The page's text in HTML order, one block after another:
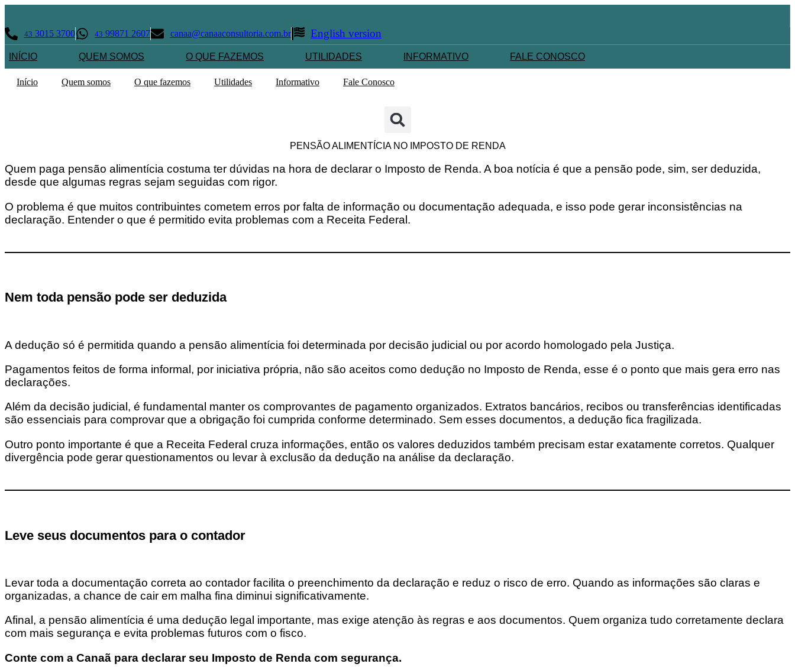
o
conteúdo
43 3015 3700 43 99871 2607 canaa@canaaconsultoria.com.br English version
INÍCIO QUEM SOMOS O QUE FAZEMOS UTILIDADES INFORMATIVO FALE CONOSCO
Início Quem somos O que fazemos Utilidades Informativo Fale Conosco
PENSÃO ALIMENTÍCIA NO IMPOSTO DE RENDA
Quem paga pensão alimentícia costuma ter dúvidas na hora de declarar o Imposto de Renda. A boa notícia é que a pensão pode, sim, ser deduzida,
desde que algumas regras sejam seguidas com rigor.
O problema é que muitos contribuintes cometem erros por falta de informação ou documentação adequada, e isso pode gerar inconsistências na
declaração. Entender o que é permitido evita problemas com a Receita Federal.
Nem toda pensão pode ser deduzida
A dedução só é permitida quando a pensão alimentícia foi determinada por decisão judicial ou por acordo homologado pela Justiça.
Pagamentos feitos de forma informal, por iniciativa própria, não são aceitos como dedução no Imposto de Renda, esse é o ponto que mais gera erro nas
declarações.
Além da decisão judicial, é fundamental manter os comprovantes de pagamento organizados. Extratos bancários, recibos ou transferências identificadas
são essenciais para comprovar que a obrigação foi cumprida conforme determinado. Sem esses documentos, a dedução fica fragilizada.
Outro ponto importante é que a Receita Federal cruza informações, então os valores deduzidos também precisam estar exatamente corretos. Qualquer
divergência pode gerar questionamentos ou levar à exclusão da dedução na análise da declaração.
Leve seus documentos para o contador
Levar toda a documentação correta ao contador facilita o preenchimento da declaração e reduz o risco de erro. Quando as informações são claras e
organizadas, a chance de cair em malha fina diminui significativamente.
Afinal, a pensão alimentícia é uma dedução legal importante, mas exige atenção às regras e aos documentos. Quem organiza tudo corretamente declara
com mais segurança e evita problemas futuros com o fisco.
Conte com a Canaã para declarar seu Imposto de Renda com segurança.